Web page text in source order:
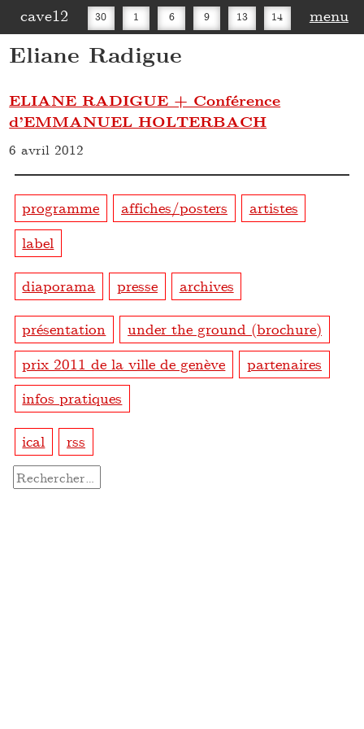
cave12 30 1 6 9 13 14
16 20
menu
Eliane Radigue
ELIANE RADIGUE + Conférence
d’EMMANUEL HOLTERBACH
6 avril 2012
programme affiches/posters
artistes
label
diaporama presse archives
présentation
under the ground (brochure)
prix 2011 de la ville de genève
partenaires
infos pratiques
ical rss
Rechercher :